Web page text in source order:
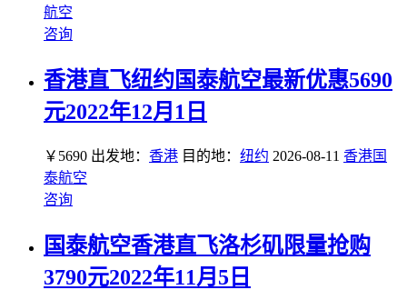
航空
咨询
香港直飞纽约国泰航空最新优惠5690
元2022年12月1日
￥5690 出发地： 香港 目的地： 纽约 2026-08-11 香港国
泰航空
咨询
国泰航空香港直飞洛杉矶限量抢购
3790元2022年11月5日